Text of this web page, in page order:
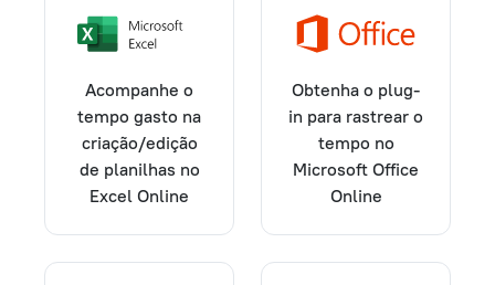
Acompanhe o
tempo gasto na
criação/edição
de planilhas no
Excel Online
Obtenha o plug-
in para rastrear o
tempo no
Microsoft Office
Online